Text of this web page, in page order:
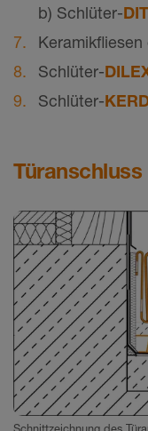
b) Schlüter-
Schlüter-
Schlüter-
Türanschluss